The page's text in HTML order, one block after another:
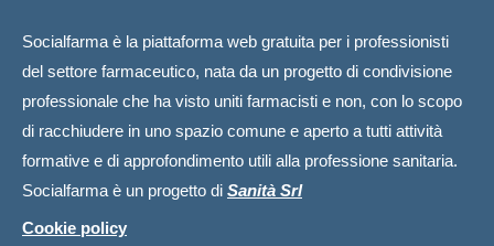
Socialfarma è la piattaforma web gratuita per i professionisti
del settore farmaceutico, nata da un progetto di condivisione
professionale che ha visto uniti farmacisti e non, con lo scopo
di racchiudere in uno spazio comune e aperto a tutti attività
formative e di approfondimento utili alla professione sanitaria.
Socialfarma è un progetto di Sanità Srl
Cookie policy